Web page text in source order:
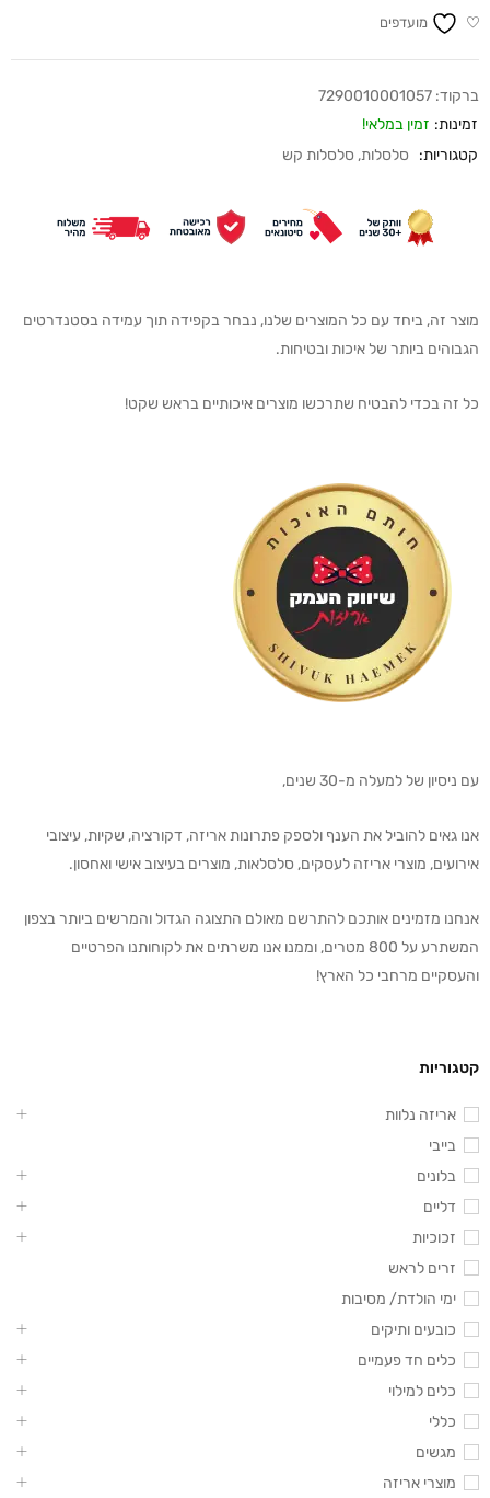
מועדפים
ברקוד: 7290010001057
זמינות: זמין במלאי!
קטגוריות:
סלסלות, סלסלות קש
מוצר זה, ביחד עם כל המוצרים שלנו, נבחר בקפידה תוך עמידה בסטנדרטים
הגבוהים ביותר של איכות ובטיחות.
כל זה בכדי להבטיח שתרכשו מוצרים איכותיים בראש שקט!
עם ניסיון של למעלה מ-30 שנים,
אנו גאים להוביל את הענף ולספק פתרונות אריזה, דקורציה, שקיות, עיצובי
אירועים, מוצרי אריזה לעסקים, סלסלאות, מוצרים בעיצוב אישי ואחסון.
אנחנו מזמינים אותכם להתרשם מאולם התצוגה הגדול והמרשים ביותר בצפון
המשתרע על 800 מטרים, וממנו אנו משרתים את לקוחותנו הפרטיים
והעסקיים מרחבי כל הארץ!
קטגוריות
אריזה נלוות
בייבי
בלונים
דליים
זכוכיות
זרים לראש
ימי הולדת/ מסיבות
כובעים ותיקים
כלים חד פעמיים
כלים למילוי
כללי
מגשים
מוצרי אריזה